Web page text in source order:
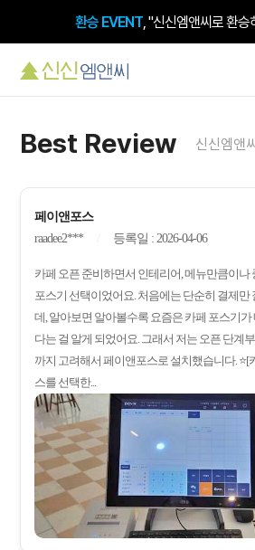
환승 EVENT, "신신엠앤씨로 환승
검색 시 돋보이는 내 매장,플레
Best Review 신신엠앤
페이앤포스
raadee2***
등록일 : 2026-04-06
카페 오픈 준비하면서 인테리어, 메뉴만큼이나
포스기 선택이었어요. 처음에는 단순히 결제만
데, 알아보면 알아볼수록 요즘은 카페 포스기
다는 걸 알게 되었어요. 그래서 저는 오픈 단계
까지 고려해서 페이앤포스로 설치했습니다. ⭐[
스를 선택한...